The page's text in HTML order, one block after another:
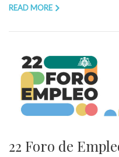
READ MORE
22 Foro de